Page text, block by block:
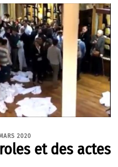
2020
et des actes